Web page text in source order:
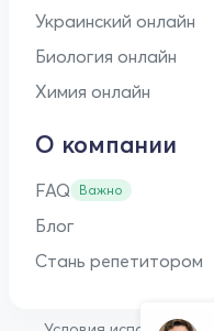
Украинский онлайн
Биология онлайн
Химия онлайн
О компании
FAQ Важно
Блог
Стань репетитором